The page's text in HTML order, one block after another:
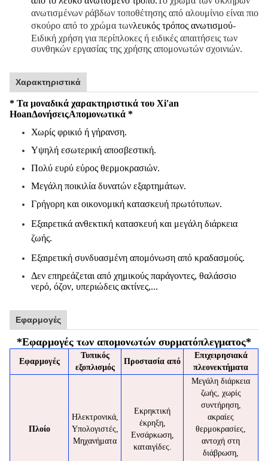
ανωτισμένων ράβδων τοποθέτησης από αλουμίνιο είναι πιο
σκούρο από το χρώμα τωνλευκός τρόπος ανωτισμού-
Ειδική χρήση για περίπλοκες ή ειδικές απαιτήσεις των
συνθηκών εργασίας της χρήσης απομονωτών σχοινιών.
Χαρακτηριστικά
* Τα μοναδικά χαρακτηριστικά του Xi'an
HoanΔονήσειςΑπομονωτικά *
Χωρίς φρικιό ή γήρανση.
Υψηλή εσωτερική αποσβεστική.
Πολύ ευρύ εύρος θερμοκρασιών.
Μεγάλη ποικιλία δυνατών εξαρτημάτων.
Γρήγορη και οικονομική κατασκευή πρωτότυπων.
Εξαιρετικά ανθεκτική κατασκευή και μεγάλη διάρκεια
ζωής.
Εξαιρετική συνδυασμένη απομόνωση από κραδασμούς.
Δεν επηρεάζεται από χημικούς παράγοντες, θαλάσσιο
νερό, όζον, υπεριώδεις ακτίνες,...
Εφαρμογές
*Εφαρμογές των απομονωτών συρματόπλεγματος*
Εφαρμογές
Τυπικός
εξοπλισμός
Προστασία από
Επιχειρησιακά
πλεονεκτήματα
Πλοίο
Ηλεκτρονικά,
Υπολογιστές,
Μηχανήματα
Εκρηκτική
έκρηξη,
Ενσάρκωση,
καταιγίδες.
Μεγάλη διάρκεια
ζωής, χωρίς
συντήρηση,
ακραίες
θερμοκρασίες,
αντοχή στη
διάβρωση,